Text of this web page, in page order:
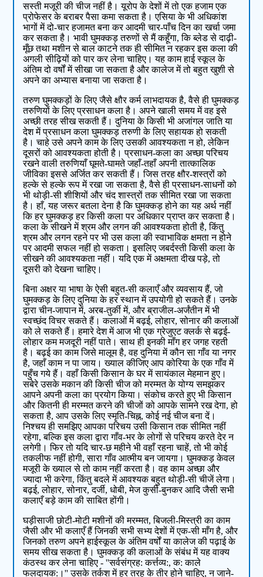
सस्‍ती मजूरी की चीज नहीं है। यूरोप के देशों में तो एक हजाम एक
प्रोफेसर के बराबर पैसा कमा सकता है। एसिया के भी अधिकांश
भागों में दो-चार हजामत बना कर आदमी चार-पाँच दिन का खर्चा जमा
कर सकता है। भावी घुमक्कड़ तरुणों से मैं कहूँगा, कि ब्‍लेड से दाढ़ी-
मूँछ तथा मशीन से बाल काटने तक ही सीमित न रहकर इस कला की
अगली सीढ़ियों को पार कर लेना चाहिए। यह काम हाई स्‍कूल के
अंतिम दो वर्षों में सीखा जा सकता है और कालेज में तो बहुत खुशी से
अपने का अभ्‍यास बनाया जा सकता है।
तरुण घुमक्कड़ों के लिए जैसे क्षौर कर्म लाभदायक है, वैसे ही घुमक्कड़
तरुणियों के लिए प्रसाधन कला है। अपने खाली समय में वह इसे
अच्छी तरह सीख सकती हैं। दुनिया के किसी भी अजांगल जाति या
देश में प्रसाधन कला घुमक्कड़ तरुणी के लिए सहायक हो सकती
है। चाहे उसे अपने काम के लिए उसकी आवश्‍यकता न हो, लेकिन
दूसरों को आवश्‍यकता होती है। प्रसाधन-कला का अच्छा परिचय
रखने वाली तरुणियाँ घूमते-घामते जहाँ-तहाँ अपनी तात्‍कालिक
जीविका इससे अर्जित कर सकती हैं। जिस तरह क्षौर-शस्‍त्रों को
हल्‍के से हल्‍के रूप में रखा जा सकता है, वैसे ही प्रसाधन-साधनों को
भी थोड़ी-सी शीशियों और चंद शास्त्रों तक सीमित रखा जा सकता
है। हाँ, यह जरूर बतला देना है कि घुमक्कड़ होने का यह अर्थ नहीं
कि हर घुमक्कड़ हर किसी कला पर अधिकार प्राप्‍त कर सकता है।
कला के सीखने में श्रम और लगन की आवश्‍यकता होती है, किंतु
श्रम और लगन रहने पर भी उस कला की स्वाभाविक क्षमता न होने
पर आदमी सफल नहीं हो सकता। इसलिए जबर्दस्‍ती किसी कला के
सीखने की आवश्‍यकता नहीं। यदि एक में अक्षमता दीख पड़े, तो
दूसरी को देखना चाहिए।
बिना अक्षर या भाषा के ऐसी बहुत-सी कलाएँ और व्‍यवसाय हैं, जो
घुमक्कड़ के लिए दुनिया के हर स्‍थान में उपयोगी हो सकते हैं। उनके
द्वारा चीन-जापान में, अरब-तुर्की में, और ब्राजील-अर्जंतीन में भी
स्वच्‍छंद विचर सकते हैं। कलाओं में बढ़ई, लोहार, सोनार की कलाओं
को ले सकते हैं। हमारे देश में आज भी एक ग्रेजुएट क्‍लर्क से बढ़ई-
लोहार कम मजदूरी नहीं पाते। साथ ही इनकी माँग हर जगह रहती
है। बढ़ई का काम जिसे मालूम है, वह दुनिया में कौन सा गाँव या नगर
है, जहाँ काम न पा जाय। ख्‍याल कीजिए आप कोरिया के एक गाँव में
पहुँच गये हैं। वहाँ किसी किसान के घर में सायंकाल मेहमान हुए।
सबेरे उसके मकान की किसी चीज को मरम्‍मत के योग्‍य समझकर
आपने अपनी कला का प्रयोग किया। संकोच करते हुए भी किसान
और कितनी ही मरम्‍मत करने की चीजों को आपके सामने रख देगा, हो
सकता है, आप उसके लिए स्‍मृति-चिह्न, कोई नई चीज बना दें।
निश्‍चय ही समझिए आपका परिचय उसी किसान तक सीमित नहीं
रहेगा, बल्कि इस कला द्वारा गाँव-भर के लोगों से परिचय करते देर न
लगेगी। फिर तो यदि चार-छ महीने भी वहाँ रहना चाहें, तो भी कोई
तकलीफ नहीं होगी, सारा गाँव आत्‍मीय बन जायगा। घुमक्कड़ केवल
मजूरी के ख्‍याल से तो काम नहीं करता है। वह काम अच्छा और
ज्‍यादा भी करेगा, किंतु बदले में आवश्‍यक बहुत थोड़ी-सी चीजें लेगा।
बढ़ई, लोहार, सोनार, दर्जी, धोबी, मेज कुर्सी-बुनकर आदि जैसी सभी
कलाएँ बड़े काम की साबित होंगी।
घड़ीसाजी छोटी-मोटी मशीनों की मरम्‍मत, बिजली-मिस्‍त्री का काम
जैसी और भी कलाएँ हैं जिनकी सभी सभ्‍य देशों में एक-सी माँग है, और
जिनको तरुण अपने हाईस्‍कूल के अंतिम वर्षों या कालेज की पढ़ाई के
समय सीख सकता है। घुमक्कड़ की कलाओं के संबंध में यह वाक्‍य
कंठस्‍थ कर लेना चाहिए - ''सर्वसंग्रह: कर्त्तव्‍य:, क: काले
फलदायक:।'' उसके तर्कश में हर तरह के तीर होने चाहिए, न जाने-